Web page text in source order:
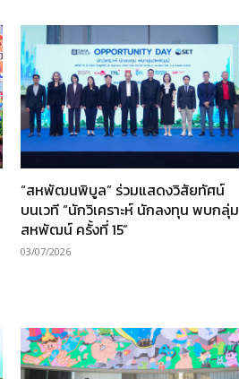
“สหพัฒนพิบูล” ร่วมแสดงวิสัยทัศน์
บนเวที “นักวิเคราะห์ นักลงทุน พบกลุ่ม
สหพัฒน์ ครั้งที่ 15”
03/07/2026